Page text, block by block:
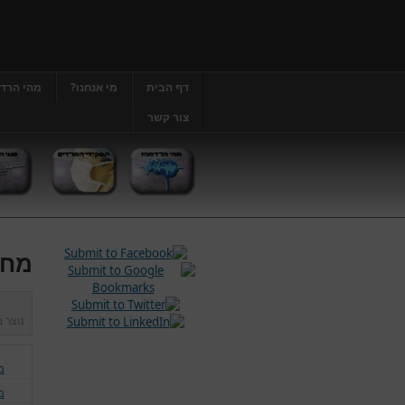
דף הבית מי אנחנו? מהי
צור קשר
נוצר